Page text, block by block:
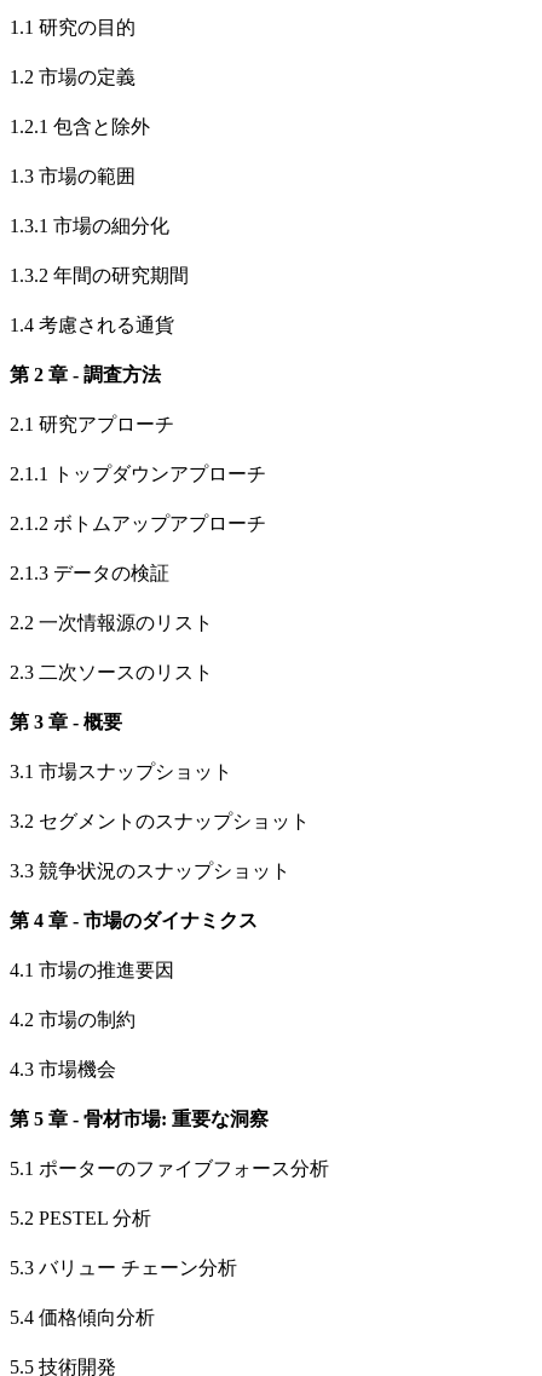
1.1 研究の目的
1.2 市場の定義
1.2.1 包含と除外
1.3 市場の範囲
1.3.1 市場の細分化
1.3.2 年間の研究期間
1.4 考慮される通貨
第 2 章 - 調査方法
2.1 研究アプローチ
2.1.1 トップダウンアプローチ
2.1.2 ボトムアップアプローチ
2.1.3 データの検証
2.2 一次情報源のリスト
2.3 二次ソースのリスト
第 3 章 - 概要
3.1 市場スナップショット
3.2 セグメントのスナップショット
3.3 競争状況のスナップショット
第 4 章 - 市場のダイナミクス
4.1 市場の推進要因
4.2 市場の制約
4.3 市場機会
第 5 章 - 骨材市場: 重要な洞察
5.1 ポーターのファイブフォース分析
5.2 PESTEL 分析
5.3 バリュー チェーン分析
5.4 価格傾向分析
5.5 技術開発